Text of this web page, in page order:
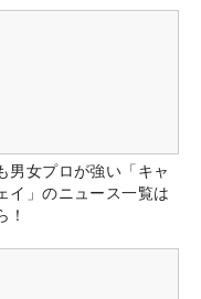
男女プロが強い「キャ
イ」のニュース一覧は
！